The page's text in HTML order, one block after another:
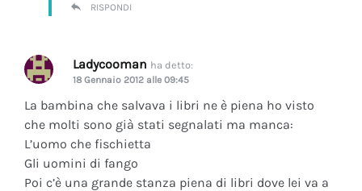
RISPONDI
Ladycooman ha detto:
18 Gennaio 2012 alle 09:45
La bambina che salvava i libri ne è piena ho visto
che molti sono già stati segnalati ma manca:
L’uomo che fischietta
Gli uomini di fango
Poi c’è una grande stanza piena di libri dove lei va a